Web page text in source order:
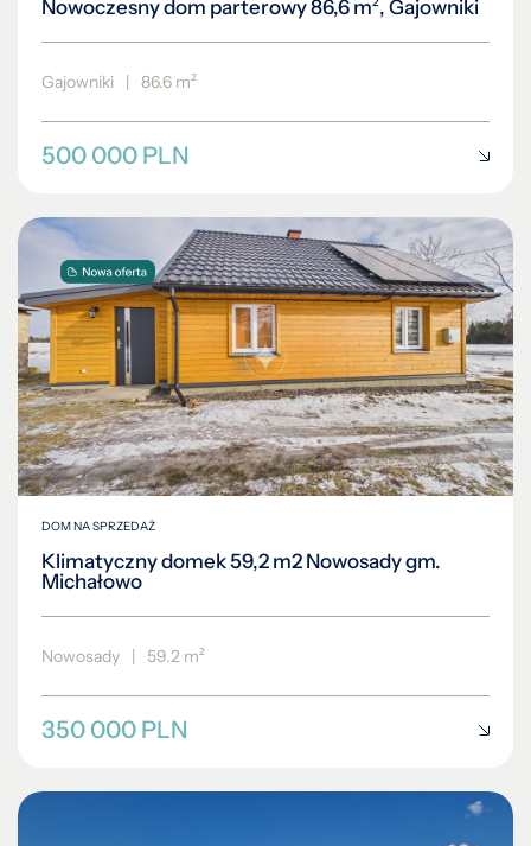
Nowoczesny dom parterowy 86,6 m², Gajowniki
Gajowniki | 86.6 m²
500 000 PLN
DOM NA SPRZEDAŻ
Klimatyczny domek 59,2 m2 Nowosady gm.
Michałowo
Nowosady 59.2 m²
350 000 PLN